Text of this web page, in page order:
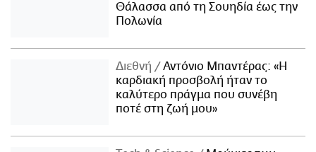
Θάλασσα από τη Σουηδία έως την
Πολωνία
Διεθνή
Αντόνιο Μπαντέρας: «Η
καρδιακή προσβολή ήταν το
καλύτερο πράγμα που συνέβη
ποτέ στη ζωή μου»